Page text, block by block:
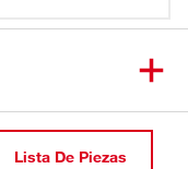
Lista De Piezas